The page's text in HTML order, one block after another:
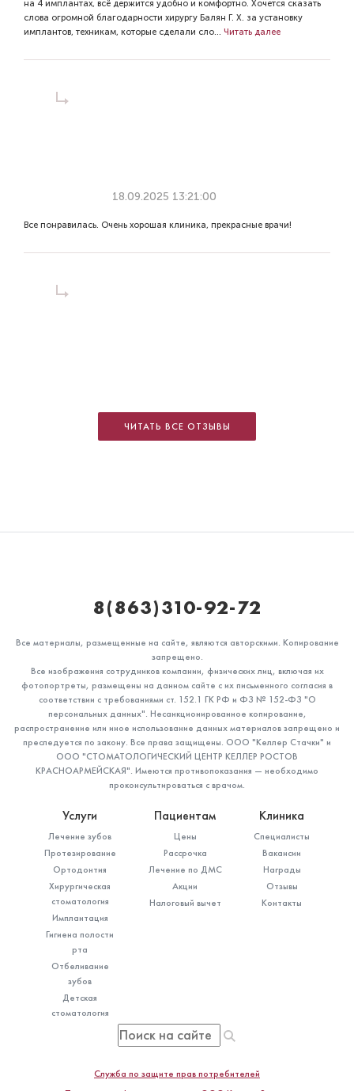
на 4 имплантах, всё держится удобно и комфортно. Хочется сказать
слова огромной благодарности хирургу Балян Г. Х. за установку
имплантов, техникам, которые сделали сло... Читать далее
18.09.2025 13:21:00
Все понравилась. Очень хорошая клиника, прекрасные врачи!
ЧИТАТЬ ВСЕ ОТЗЫВЫ
8(863)310-92-72
Все материалы, размещенные на сайте, являются авторскими. Копирование
запрещено.
Все изображения сотрудников компании, физических лиц, включая их
фотопортреты, размещены на данном сайте с их письменного согласия в
соответствии с требованиями ст. 152.1 ГК РФ и ФЗ № 152-ФЗ "О
персональных данных". Несанкционированное копирование,
распространение или иное использование данных материалов запрещено и
преследуется по закону. Все права защищены. ООО "Келлер Стачки" и
ООО "СТОМАТОЛОГИЧЕСКИЙ ЦЕНТР КЕЛЛЕР РОСТОВ
КРАСНОАРМЕЙСКАЯ". Имеются противопоказания — необходимо
проконсультироваться с врачом.
Услуги
Лечение зубов
Протезирование
Ортодонтия
Хирургическая
стоматология
Имплантация
Гигиена полости
рта
Отбеливание
зубов
Детская
стоматология
Пациентам
Цены
Рассрочка
Лечение по ДМС
Акции
Налоговый вычет
Клиника
Специалисты
Вакансии
Награды
Отзывы
Контакты
Служба по защите прав потребителей